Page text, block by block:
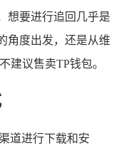
想要进行追回几乎是
角度出发，还是从维
建议售卖TP钱包。
道进行下载和安